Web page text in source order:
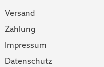
Versand
Zahlung
Impressum
Datenschutz